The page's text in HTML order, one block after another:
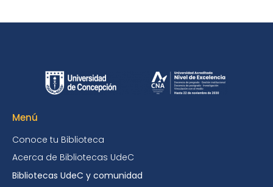
Menú
Conoce tu Biblioteca
Acerca de Bibliotecas UdeC
Bibliotecas UdeC y comunidad